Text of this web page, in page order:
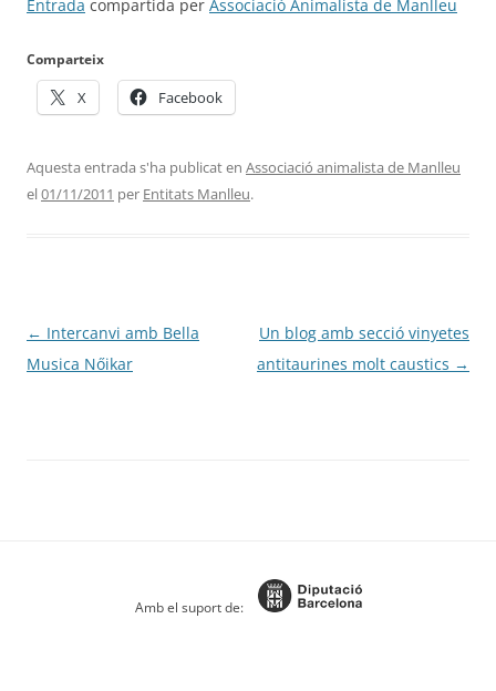
Entrada compartida per Associació Animalista de Manlleu
Comparteix
X Facebook
Aquesta entrada s'ha publicat en Associació animalista de Manlleu
el01/11/2011 per Entitats Manlleu.
Navegació
per
← Intercanvi amb Bella
Musica Nőikar
Un blog amb secció vinyetes
antitaurines molt caustics →
Amb el suport de: